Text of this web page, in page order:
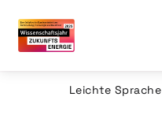
Leichte Sprache